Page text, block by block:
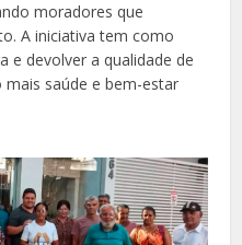
moradores que
A iniciativa tem como
e devolver a qualidade de
saúde e bem-estar